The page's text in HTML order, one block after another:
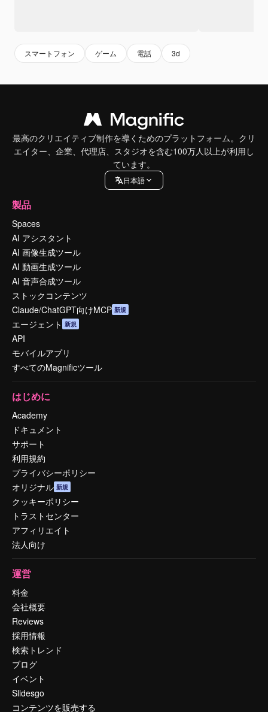
スマートフォン ゲーム 電話 3d
最高のクリエイティブ制作を導くためのプラットフォーム。クリ
エイター、企業、代理店、スタジオを含む100万人以上が利用し
ています。
日本語
製品
Spaces
AI アシスタント
AI 画像生成ツール
AI 動画生成ツール
AI 音声合成ツール
ストックコンテンツ
Claude/ChatGPT向けMCP 新規
エージェント 新規
API
モバイルアプリ
すべてのMagnificツール
はじめに
Academy
ドキュメント
サポート
利用規約
プライバシーポリシー
オリジナル 新規
クッキーポリシー
トラストセンター
アフィリエイト
法人向け
運営
料金
会社概要
Reviews
採用情報
検索トレンド
ブログ
イベント
Slidesgo
コンテンツを販売する